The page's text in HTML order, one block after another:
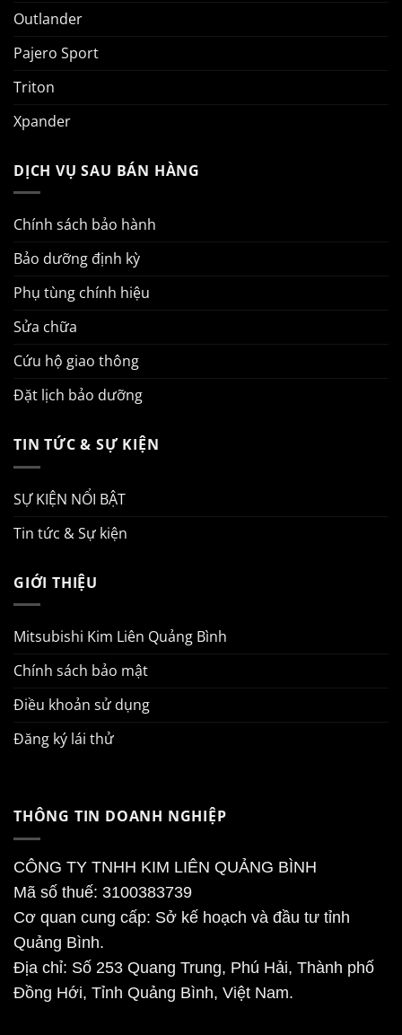
Outlander
Pajero Sport
Triton
Xpander
DỊCH VỤ SAU BÁN HÀNG
Chính sách bảo hành
Bảo dưỡng định kỳ
Phụ tùng chính hiệu
Sửa chữa
Cứu hộ giao thông
Đặt lịch bảo dưỡng
TIN TỨC & SỰ KIỆN
SỰ KIỆN NỔI BẬT
Tin tức & Sự kiện
GIỚI THIỆU
Mitsubishi Kim Liên Quảng Bình
Chính sách bảo mật
Điều khoản sử dụng
Đăng ký lái thử
THÔNG TIN DOANH NGHIỆP
CÔNG TY TNHH KIM LIÊN QUẢNG BÌNH
Mã số thuế: 3100383739
Cơ quan cung cấp: Sở kế hoạch và đầu tư tỉnh
Quảng Bình.
Địa chỉ: Số 253 Quang Trung, Phú Hải, Thành phố
Đồng Hới, Tỉnh Quảng Bình, Việt Nam.